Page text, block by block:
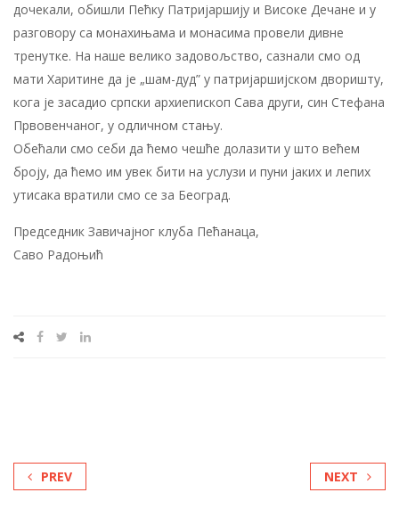
дочекали, обишли Пећку Патријаршију и Високе Дечане и у
разговору са монахињама и монасима провели дивне
тренутке. На наше велико задовољство, сазнали смо од
мати Харитине да је „шам-дуд” у патријаршијском дворишту,
кога је засадио српски архиепископ Сава други, син Стефана
Првовенчаног, у одличном стању.
Обећали смо себи да ћемо чешће долазити у што већем
броју, да ћемо им увек бити на услузи и пуни јаких и лепих
утисака вратили смо се за Београд.
Председник Завичајног клуба Пећанаца,
Саво Радоњић
PREV NEXT